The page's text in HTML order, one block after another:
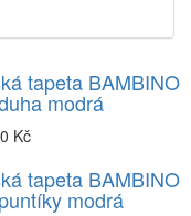
tapeta BAMBINO
modrá
Kč
tapeta BAMBINO
modrá